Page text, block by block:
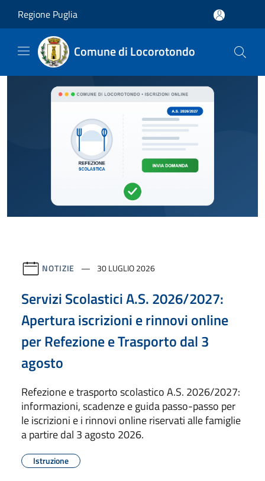
Regione Puglia
Comune di Locorotondo
NOTIZIE 30 LUGLIO 2026
Servizi Scolastici A.S. 2026/2027:
Apertura iscrizioni e rinnovi online
per Refezione e Trasporto dal 3
agosto
Refezione e trasporto scolastico A.S. 2026/2027:
informazioni, scadenze e guida passo-passo per
le iscrizioni e i rinnovi online riservati alle famiglie
a partire dal 3 agosto 2026.
Istruzione